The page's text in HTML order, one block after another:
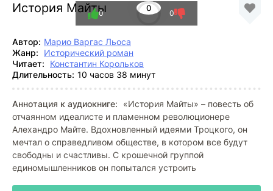
История Майты 0
0 0
Автор: Марио Варгас Льоса
Жанр:
Исторический роман
Читает:
Константин Корольков
Длительность: 10 часов 38 минут
Аннотация к аудиокниге:
«История Майты» – повесть об
отчаянном идеалисте и пламенном революционере
Алехандро Майте. Вдохновленный идеями Троцкого, он
мечтал о справедливом обществе, в котором все будут
свободны и счастливы. С крошечной группой
единомышленников он попытался устроить